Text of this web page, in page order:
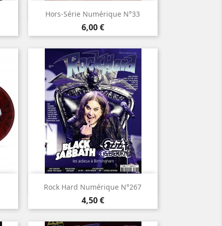
Hors-Série Numérique N°33
Prix
6,00 €
 Aperçu rapide
Rock Hard Numérique N°267
Prix
4,50 €
 Aperçu rapide